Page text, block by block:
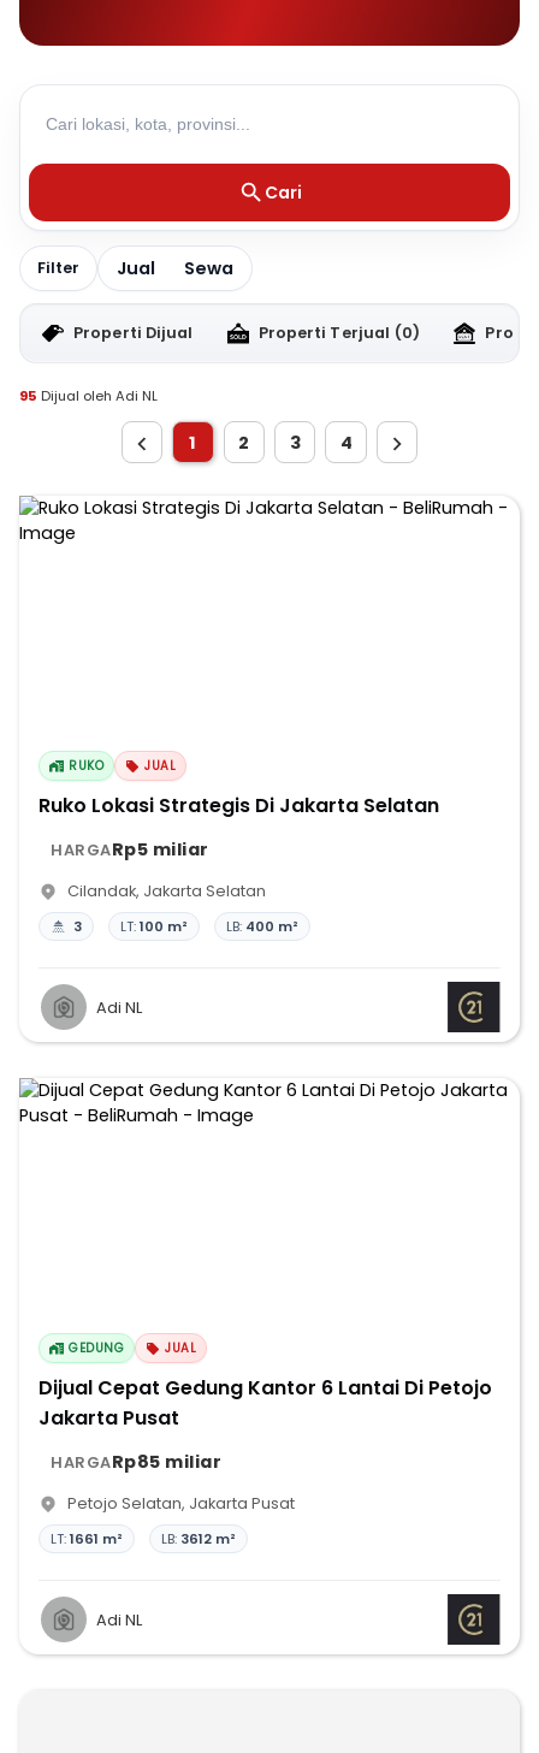
Cari
Filter Jual Sewa
Properti Dijual Properti Terjual (0)
95 Dijual oleh Adi NL
1 2 3 4
RUKO JUAL
Ruko Lokasi Strategis Di Jakarta Selatan
HARGARp5 miliar
Cilandak, Jakarta Selatan
3 LT:100 m² LB: 400 m²
Adi NL
GEDUNG JUAL
Dijual Cepat Gedung Kantor 6 Lantai Di Petojo
Jakarta Pusat
HARGARp85 miliar
Petojo Selatan, Jakarta Pusat
LT:1661 m² LB: 3612 m²
Adi NL